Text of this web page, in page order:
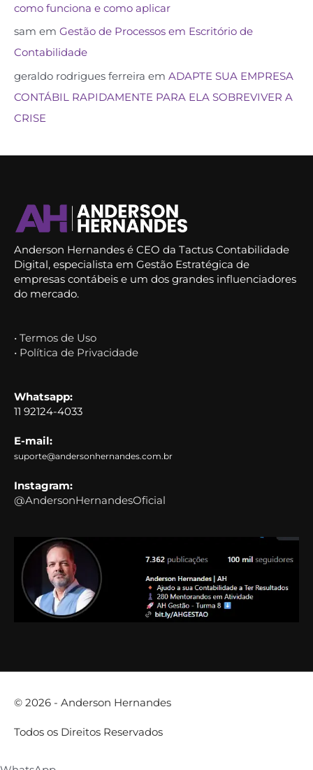
como funciona e como aplicar
sam em Gestão de Processos em Escritório de
Contabilidade
geraldo rodrigues ferreira em ADAPTE SUA EMPRESA
CONTÁBIL RAPIDAMENTE PARA ELA SOBREVIVER A
CRISE
Anderson Hernandes é CEO da Tactus Contabilidade
Digital, especialista em Gestão Estratégica de
empresas contábeis e um dos grandes influenciadores
do mercado.
• Termos de Uso
• Política de Privacidade
Whatsapp:
11 92124-4033
E-mail:
suporte@andersonhernandes.com.br
Instagram:
@AndersonHernandesOficial
© 2026 - Anderson Hernandes
Todos os Direitos Reservados